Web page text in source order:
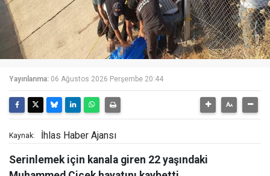
Yayınlanma: 06 Ağustos 2026 Perşembe 20:44
Kaynak: İhlas Haber Ajansı
Serinlemek için kanala giren 22 yaşındaki